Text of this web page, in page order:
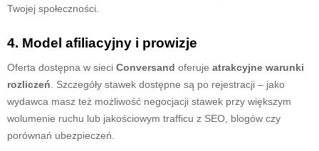
Twojej społeczności.
4. Model afiliacyjny i prowizje
Oferta dostępna w sieci Conversand oferuje atrakcyjne warunki
rozliczeń . Szczegóły stawek dostępne są po rejestracji – jako
wydawca masz też możliwość negocjacji stawek przy większym
wolumenie ruchu lub jakościowym trafficu z SEO, blogów czy
porównań ubezpieczeń.